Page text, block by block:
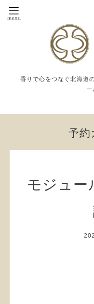
香りで心をつなぐ北海道
ー
予約
モジュ